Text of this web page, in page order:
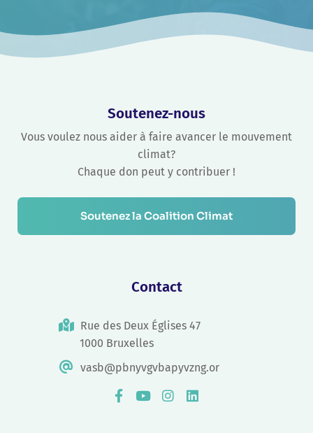
Soutenez-nous
Vous voulez nous aider à faire avancer le mouvement
climat?
Chaque don peut y contribuer !
Soutenez la Coalition Climat
Contact
Rue des Deux Églises 47
1000 Bruxelles
vasb@pbnyvgvbapyvzng.or